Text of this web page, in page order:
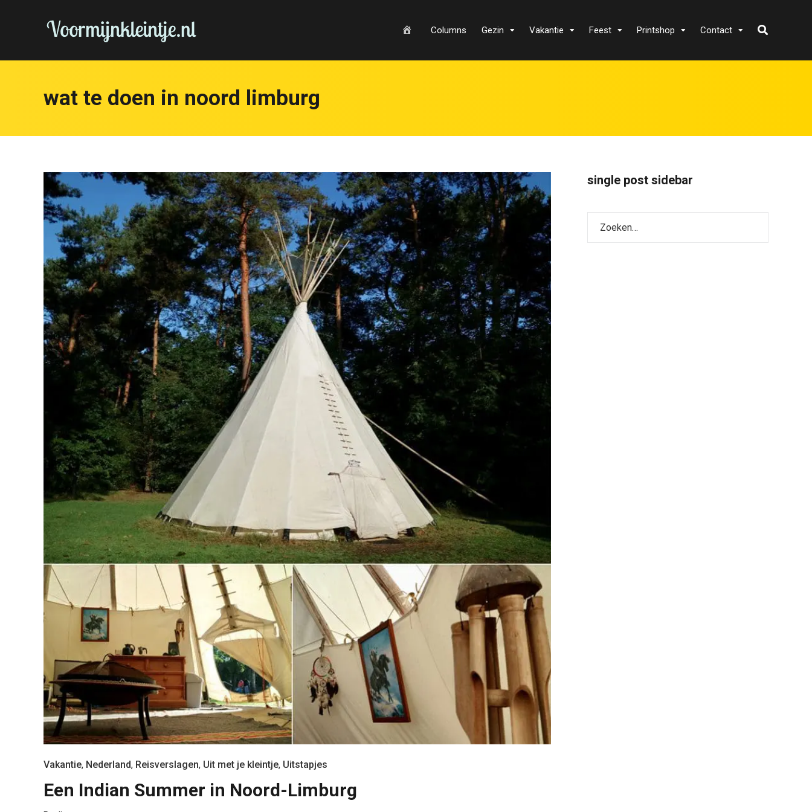
e
Columns Gezin Vakantie Feest Printshop Contact
wat te doen in noord limburg
Vakantie, Nederland, Reisverslagen, Uit met je kleintje, Uitstapjes
Een Indian Summer in Noord-Limburg
single post sidebar